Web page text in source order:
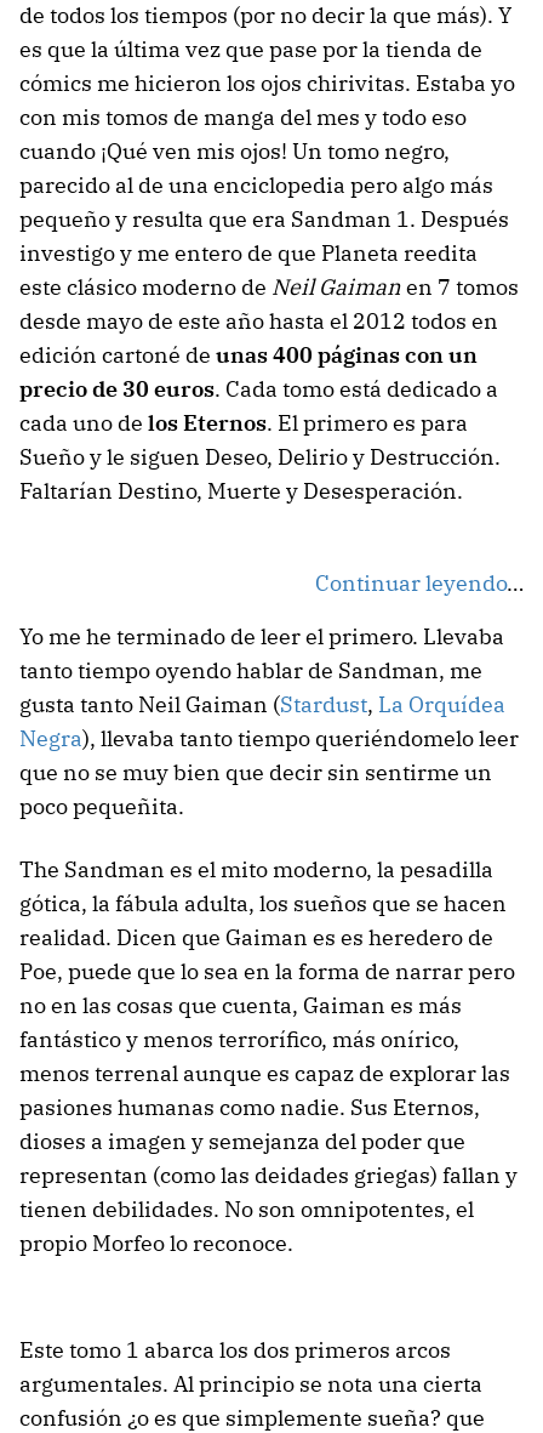
de todos los tiempos (por no decir la que más). Y
es que la última vez que pase por la tienda de
cómics me hicieron los ojos chirivitas. Estaba yo
con mis tomos de manga del mes y todo eso
cuando ¡Qué ven mis ojos! Un tomo negro,
parecido al de una enciclopedia pero algo más
pequeño y resulta que era Sandman 1. Después
investigo y me entero de que Planeta reedita
este clásico moderno de Neil Gaimanen 7 tomos
desde mayo de este año hasta el 2012 todos en
edición cartoné de unas 400 páginas con un
precio de 30 euros. Cada tomo está dedicado a
cada uno de los Eternos. El primero es para
Sueño y le siguen Deseo, Delirio y Destrucción.
Faltarían Destino, Muerte y Desesperación.
Continuar leyendo…
Yo me he terminado de leer el primero. Llevaba
tanto tiempo oyendo hablar de Sandman, me
gusta tanto Neil Gaiman (Stardust, La Orquídea
Negra), llevaba tanto tiempo queriéndomelo leer
que no se muy bien que decir sin sentirme un
poco pequeñita.
The Sandman es el mito moderno, la pesadilla
gótica, la fábula adulta, los sueños que se hacen
realidad. Dicen que Gaiman es es heredero de
Poe, puede que lo sea en la forma de narrar pero
no en las cosas que cuenta, Gaiman es más
fantástico y menos terrorífico, más onírico,
menos terrenal aunque es capaz de explorar las
pasiones humanas como nadie. Sus Eternos,
dioses a imagen y semejanza del poder que
representan (como las deidades griegas) fallan y
tienen debilidades. No son omnipotentes, el
propio Morfeo lo reconoce.
Este tomo 1 abarca los dos primeros arcos
argumentales. Al principio se nota una cierta
confusión ¿o es que simplemente sueña? que